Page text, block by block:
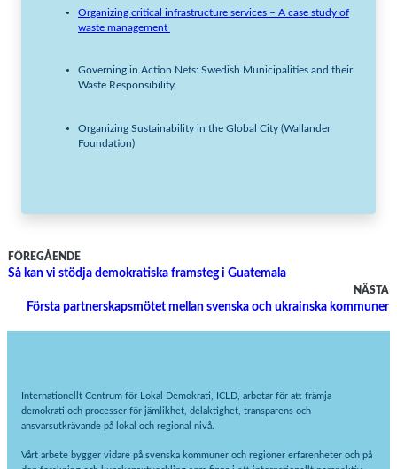
Organizing critical infrastructure services – A case study of
waste management
Governing in Action Nets: Swedish Municipalities and their
Waste Responsibility
Organizing Sustainability in the Global City (Wallander
Foundation)
FÖREGÅENDE
Så kan vi stödja demokratiska framsteg i Guatemala
NÄSTA
Första partnerskapsmötet mellan svenska och ukrainska kommuner
Internationellt Centrum för Lokal Demokrati, ICLD, arbetar för att främja
demokrati och processer för jämlikhet, delaktighet, transparens och
ansvarsutkrävande på lokal och regional nivå.
Vårt arbete bygger vidare på svenska kommuner och regioner erfarenheter och på